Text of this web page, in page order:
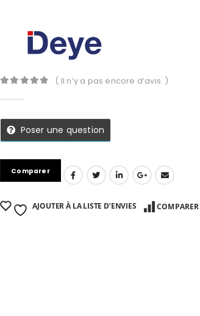
( Il n’y a pas encore d’avis. )
Poser une question
Comparer
AJOUTER À LA LISTE D’ENVIES COMPARER